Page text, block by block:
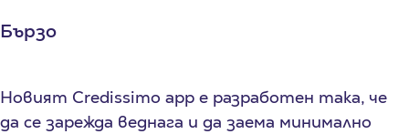
Бързо
Новият Credissimo app е разработен така, че
да се зарежда веднага и да заема минимално